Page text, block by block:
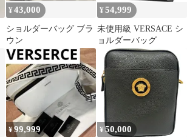
¥43,000
ショルダーバッグ ブラ
ウン
¥54,999
未使用級 VERSACE シ
ョルダーバッグ
¥99,999 ¥ 50,000